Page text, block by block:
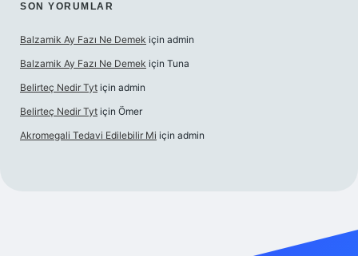
SON YORUMLAR
Balzamik Ay Fazı Ne Demek için admin
Balzamik Ay Fazı Ne Demek için Tuna
Belirteç Nedir Tyt için admin
Belirteç Nedir Tyt için Ömer
Akromegali Tedavi Edilebilir Mi için admin